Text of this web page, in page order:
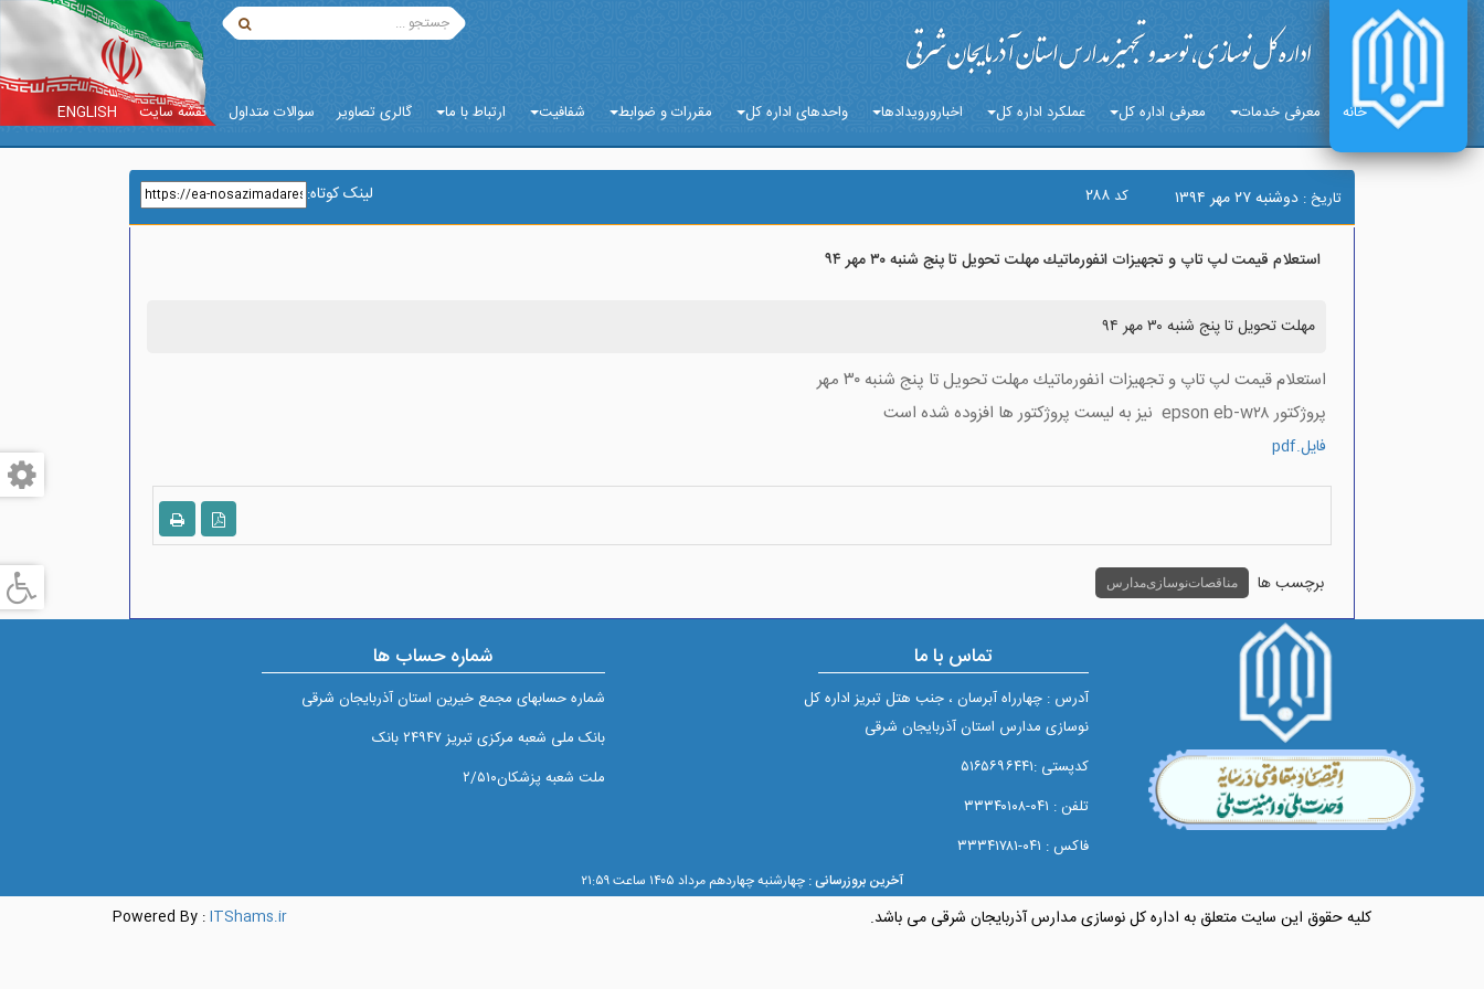
خانه معرفی خدمات معرفی اداره کل عملکرد اداره کل اخبارورویدادها واحدهای اداره کل مقررات و ضوابط شفافیت ارتباط با ما گالری تصاویر سوالات متداول نقشه سایت ENGLISH
تاریخ : دوشنبه ۲۷ مهر ۱۳۹۴ کد ۲۸۸ لینک کوتاه:
استعلام قيمت لپ تاپ و تجهيزات انفورماتيك مهلت تحويل تا پنج شنبه ۳۰ مهر ۹۴
مهلت تحويل تا پنج شنبه ۳۰ مهر ۹۴
استعلام قيمت لپ تاپ و تجهيزات انفورماتيك مهلت تحويل تا پنج شنبه ۳۰ مهر
پروژكتور epson eb-w۲۸ نيز به ليست پروژكتور ها افزوده شده است
فايل.pdf
برچسب ها مناقصات نوسازی مدارس
تماس با ما
آدرس : چهارراه آبرسان ، جنب هتل تبریز اداره کل
نوسازی مدارس استان آذربایجان شرقی
کدپستی :۵۱۶۵۶۹۶۴۴۱
تلفن : ۰۴۱-۳۳۳۴۰۱۰۸
فاکس : ۰۴۱-۳۳۳۴۱۷۸۱
شماره حساب ها
شماره حسابهای مجمع خيرين استان آذربايجان شرقی
بانک ملی شعبه مرکزی تبريز ۲۴۹۴۷ بانک
ملت شعبه پزشکان۲/۵۱۰
آخرین بروزرسانی : چهارشنبه چهاردهم مرداد ۱۴۰۵ ساعت ۲۱:۵۹
کلیه حقوق این سایت متعلق به اداره کل نوسازی مدارس آذربایجان شرقی می باشد. Powered By :ITShams.ir